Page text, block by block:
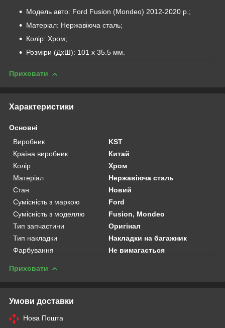
Модель авто: Ford Fusion (Mondeo) 2012-2020 р.;
Матеріал: Нержавіюча сталь;
Колір: Хром;
Розміри (ДхШ): 101 х 35.5 мм.
Приховати
Характеристики
Основні
Виробник
KST
Країна виробник
Китай
Колір
Хром
Матеріал
Нержавіюча сталь
Стан
Новий
Сумісність з маркою
Ford
Сумісність з моделлю
Fusion, Mondeo
Тип запчастини
Оригінал
Тип накладки
Накладки на багажник
Фарбування
Не вимагається
Приховати
Умови доставки
Нова Пошта